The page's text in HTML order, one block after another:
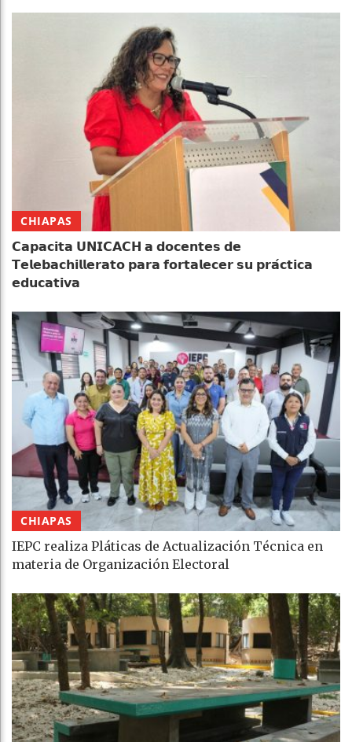
CHIAPAS
𝗖𝗮𝗽𝗮𝗰𝗶𝘁𝗮 𝗨𝗡𝗜𝗖𝗔𝗖𝗛 𝗮 𝗱𝗼𝗰𝗲𝗻𝘁𝗲𝘀 𝗱𝗲
𝗧𝗲𝗹𝗲𝗯𝗮𝗰𝗵𝗶𝗹𝗹𝗲𝗿𝗮𝘁𝗼 𝗽𝗮𝗿𝗮 𝗳𝗼𝗿𝘁𝗮𝗹𝗲𝗰𝗲𝗿 𝘀𝘂 𝗽𝗿𝗮́𝗰𝘁𝗶𝗰𝗮
𝗲𝗱𝘂𝗰𝗮𝘁𝗶𝘃𝗮
CHIAPAS
IEPC realiza Pláticas de Actualización Técnica en
materia de Organización Electoral